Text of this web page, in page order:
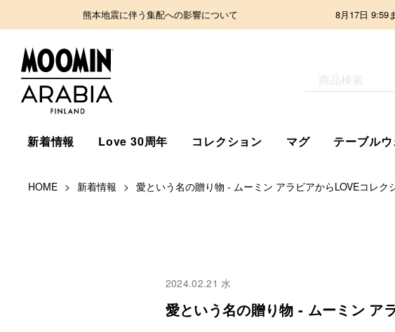
熊本地震に伴う集配への影響について 8月17日 9:59
新着情報 Love 30周年 コレクション マグ テーブル
HOME 新着情報 愛という名の贈り物 ‐ ムーミン アラビアからLOVEコレク
2024.02.21 水
愛という名の贈り物 ‐ ムーミン ア